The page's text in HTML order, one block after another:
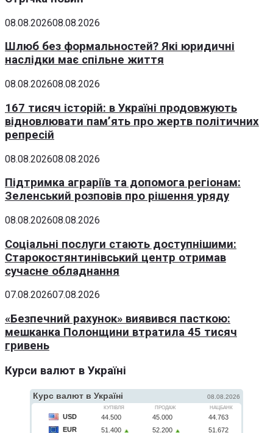
08.08.202608.08.2026
Шлюб без формальностей? Які юридичні
наслідки має спільне життя
08.08.202608.08.2026
167 тисяч історій: в Україні продовжують
відновлювати пам’ять про жертв політичних
репресій
08.08.202608.08.2026
Підтримка аграріїв та допомога регіонам:
Зеленський розповів про рішення уряду
08.08.202608.08.2026
Соціальні послуги стають доступнішими:
Старокостянтинівський центр отримав
сучасне обладнання
07.08.202607.08.2026
«Безпечний рахунок» виявився пасткою:
мешканка Полонщини втратила 45 тисяч
гривень
Курси валют в Україні